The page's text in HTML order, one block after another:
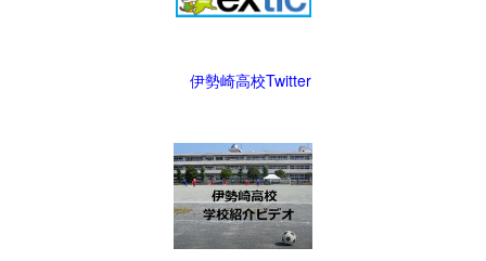
伊勢崎高校Twitter